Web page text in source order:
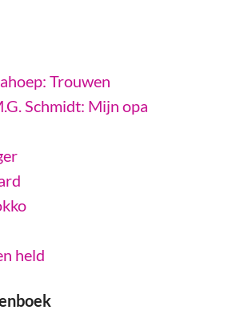
Trouwen
Schmidt: Mijn opa
held